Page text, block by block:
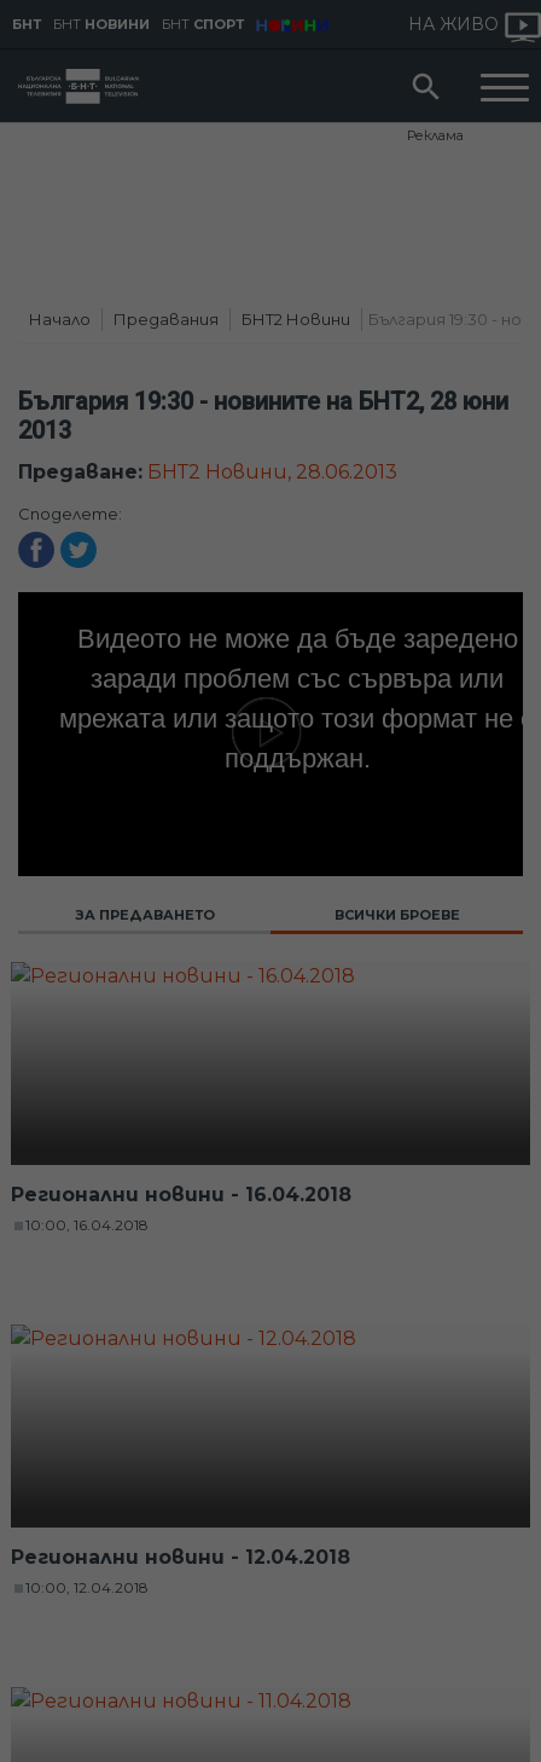
БНТ БНТ НОВИНИ БНТ СПОРТ НА ЖИВО
Реклама
Начало Предавания БНТ2 Новини България 19:30 -
България 19:30 - новините на БНТ2, 28 юни
2013
Предаване: БНТ2 Новини, 28.06.2013
Споделете:
Видеото не може да бъде заредено
заради проблем със сървъра или
мрежата или защото този формат не е
поддържан.
ЗА ПРЕДАВАНЕТО ВСИЧКИ БРОЕВЕ
Регионални новини - 16.04.2018
10:00, 16.04.2018
Регионални новини - 12.04.2018
10:00, 12.04.2018